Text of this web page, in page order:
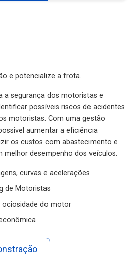
e potencialize a frota.
a segurança dos motoristas e
possíveis riscos de acidentes
motoristas. Com uma gestão
aumentar a eficiência
os custos com abastecimento e
melhor desempenho dos veículos.
curvas e acelerações
de Motoristas
do motor